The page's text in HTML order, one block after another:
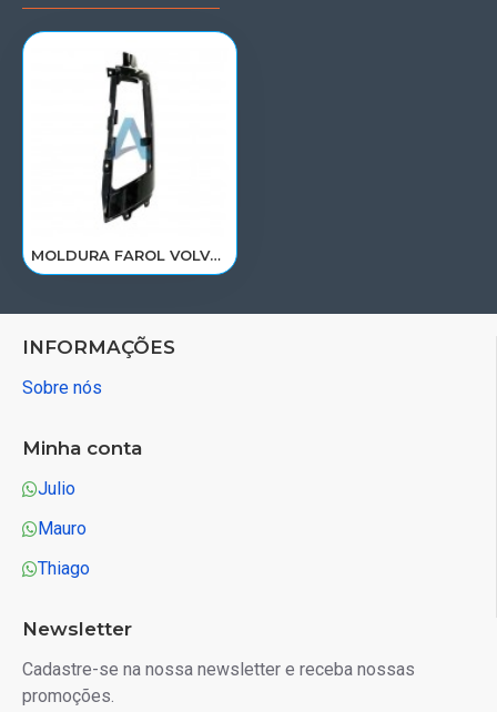
MOLDURA FAROL VOLVO FH D12D ATE 2009< LE 20452886/21469918/PP1075
INFORMAÇÕES
Sobre nós
Minha conta
Julio
Mauro
Thiago
Newsletter
Cadastre-se na nossa newsletter e receba nossas
promoções.